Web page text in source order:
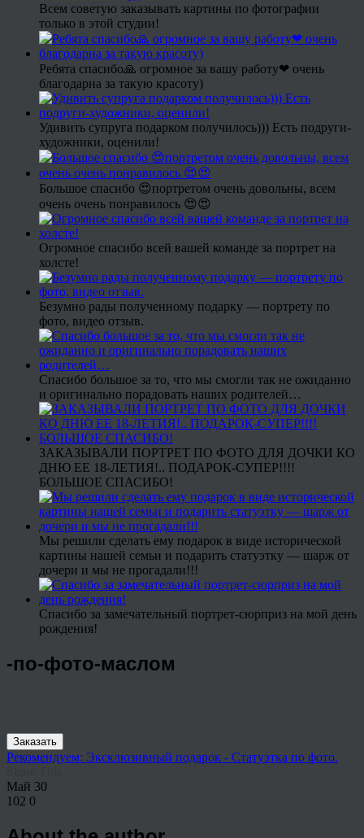
Всем советую заказывать картины по фотографии
только в этой студии!
Ребята спасибо🙏 огромное за вашу работу❤ очень
благодарна за такую красоту)
Удивить супруга подарком получилось))) Есть подруги-
художники, оценили!
Большое спасибо 😍портретом очень довольны, всем
очень очень понравилось 😍😍
Огромное спасибо всей вашей команде за портрет на
холсте!
Безумно рады полученному подарку — портрету по
фото, видео отзыв.
Спасибо большое за то, что мы смогли так не ожиданно
и оригинально порадовать наших родителей…
ЗАКАЗЫВАЛИ ПОРТРЕТ ПО ФОТО ДЛЯ ДОЧКИ КО
ДНЮ ЕЕ 18-ЛЕТИЯ!.. ПОДАРОК-СУПЕР!!!!
БОЛЬШОЕ СПАСИБО!
Мы решили сделать ему подарок в виде исторической
картины нашей семьи и подарить статуэтку — шарж от
дочери и мы не прогадали!!!
Спасибо за замечательный портрет-сюрприз на мой день
рождения!
-по-фото-маслом
Заказать
Рекомендуем: Эксклюзивный подарок - Статуэтка по фото.
Май 30
102 0